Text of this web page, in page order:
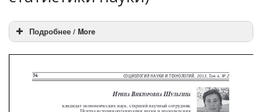
Подробнее / More